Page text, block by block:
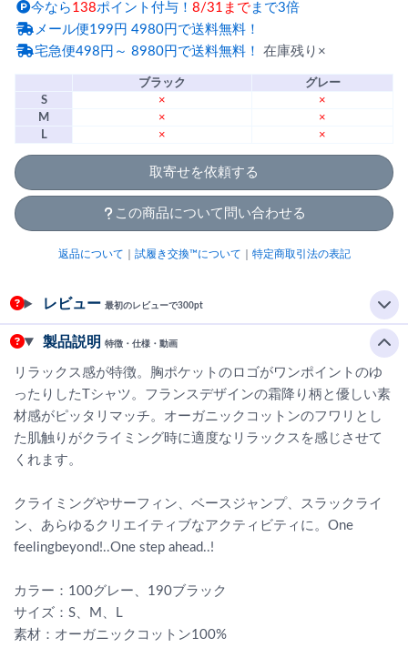
今なら 138ポイント付与！ 8/31まで まで3倍
メール便199円 4980円で送料無料！
宅急便498円～ 8980円で送料無料！ 在庫残り×
ブラック
グレー
S
×
×
M
×
×
L
× ×
取寄せを依頼する
この商品について問い合わせる
返品について 試履き交換™について 特定商取引法の表記
レビュー 最初のレビューで300pt
製品説明 特徴・仕様・動画
リラックス感が特徴。胸ポケットのロゴがワンポイントのゆ
ったりしたTシャツ。フランスデザインの霜降り柄と優しい素
材感がピッタリマッチ。オーガニックコットンのフワリとし
た肌触りがクライミング時に適度なリラックスを感じさせて
くれます。
クライミングやサーフィン、ベースジャンプ、スラックライ
ン、あらゆるクリエイティブなアクティビティに。One
feelingbeyond!..One step ahead..!
カラー：100グレー、190ブラック
サイズ：S、M、L
素材：オーガニックコットン100%